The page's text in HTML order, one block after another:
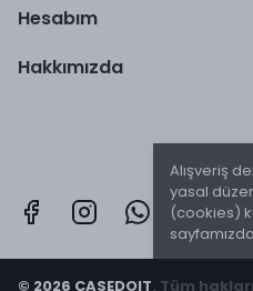
Alışveriş
yasal
(cookies)
Hesabım
Hakkımızda
© 2026 CASEDOIT. Tüm